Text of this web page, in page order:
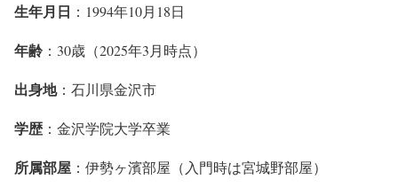
生年月日 ：1994年10月18日
年齢 ：30歳（2025年3月時点）
出身地：石川県金沢市
学歴 ：金沢学院大学卒業
所属部屋 ：伊勢ヶ濱部屋（入門時は宮城野部屋）